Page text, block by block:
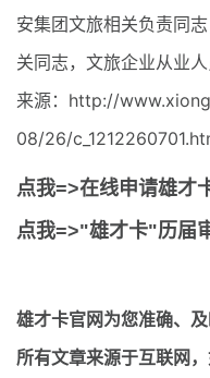
安集团文旅相关负责同
关同志，文旅企业从业
来源：http://
08/26/
点我=>在线申请雄才
点我=>"雄才卡"历届
雄才卡官网为您准确、
所有文章来源于互联网